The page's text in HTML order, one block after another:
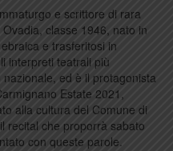
e scrittore di rara
classe 1946, nato in
e trasferitosi in
interpreti teatrali più
ed è il protagonista
Estate 2021,
alla cultura del Comune di
recital che proporrà sabato
con queste parole.